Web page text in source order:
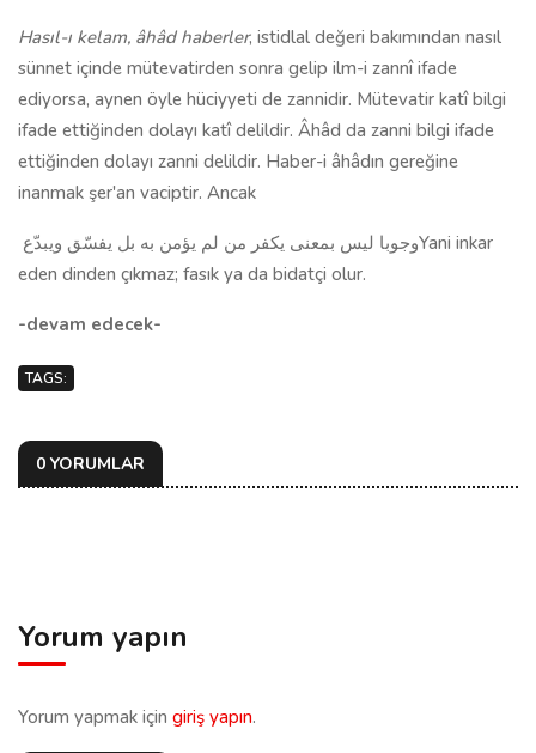
Hasıl-ı kelam, âhâd haberler, istidlal değeri bakımından nasıl
sünnet içinde mütevatirden sonra gelip ilm-i zannî ifade
ediyorsa, aynen öyle hüciyyeti de zannidir. Mütevatir katî bilgi
ifade ettiğinden dolayı katî delildir. Âhâd da zanni bilgi ifade
ettiğinden dolayı zanni delildir. Haber-i âhâdın gereğine
inanmak şer'an vaciptir. Ancak
eden dinden çıkmaz; fasık ya da bidatçi olur.
-devam edecek-
TAGS:
0 YORUMLAR
Yorum yapın
Yorum yapmak için giriş yapın.